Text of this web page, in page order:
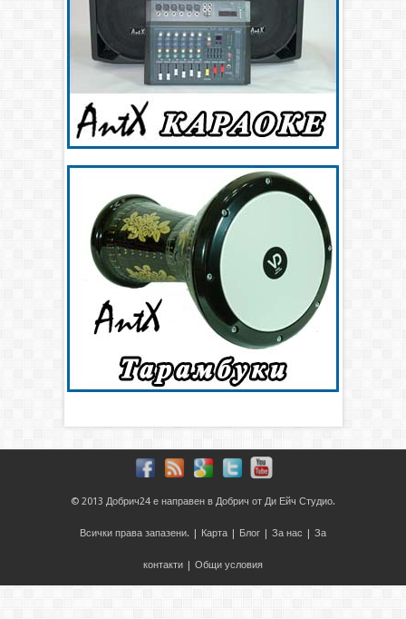
© 2013 Добрич24 е направен в Добрич от Ди Ейч Студио.
Всички права запазени. | Карта | Блог | За нас | За
контакти | Общи условия